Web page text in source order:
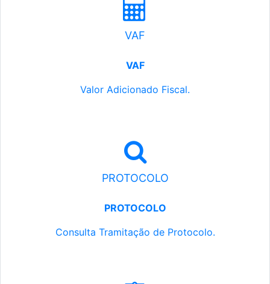
VAF
VAF
Valor Adicionado Fiscal.
PROTOCOLO
PROTOCOLO
Consulta Tramitação de Protocolo.